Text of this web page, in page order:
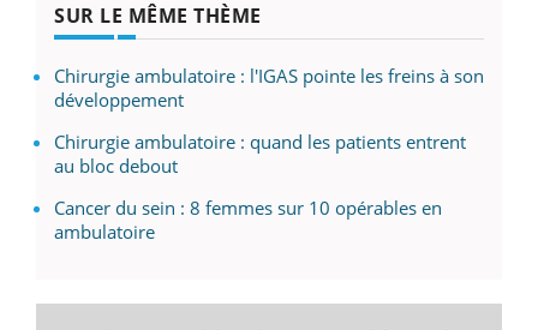
SUR LE MÊME THÈME
Chirurgie ambulatoire : l'IGAS pointe les freins à son
développement
Chirurgie ambulatoire : quand les patients entrent
au bloc debout
Cancer du sein : 8 femmes sur 10 opérables en
ambulatoire